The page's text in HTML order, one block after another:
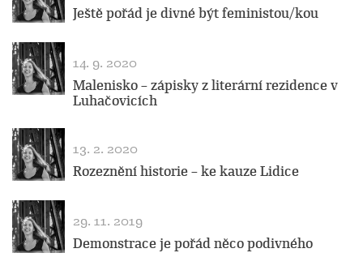
Ještě pořád je divné být feministou/kou
14. 9. 2020
Malenisko – zápisky z literární rezidence v
Luhačovicích
13. 2. 2020
Rozeznění historie – ke kauze Lidice
29. 11. 2019
Demonstrace je pořád něco podivného